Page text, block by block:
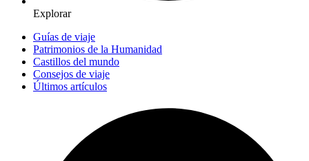
Explorar
Guías de viaje
Patrimonios de la Humanidad
Castillos del mundo
Consejos de viaje
Últimos artículos